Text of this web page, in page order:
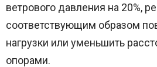
ветрового давления на 20%,
соответствующим образом
нагрузки или уменьшить
опорами.